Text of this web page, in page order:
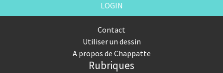
LOGIN
Contact
Utiliser un dessin
A propos de Chappatte
Rubriques